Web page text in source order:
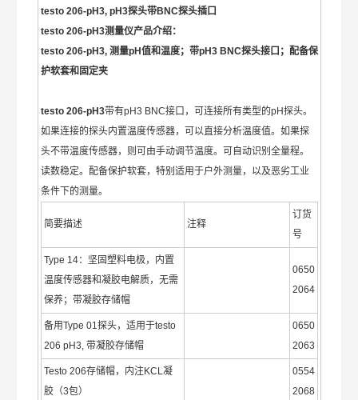
testo 206-pH3, pH3探头带BNC探头插口
testo 206-pH3测量仪产品介绍：
testo 206-pH3, 测量pH值和温度；带pH3 BNC探头接口；配备保
护软套和固定夹
testo 206-pH3带有pH3 BNC接口，可连接所有类型的pH探头。
如果连接的探头内置温度传感器，可以直接分析温度值。如果探
头不带温度传感器，则可由手动调节温度。可自动识别全量程。
读数稳定。配备保护软套，特别适用于户外测量，以及恶劣工业
条件下的测量。
简要描述 注释
订货
号
Type 14：坚固塑料电极，内置
温度传感器和凝胶电解质，无需
保养；带凝胶存储帽
0650
2064
备用Type 01探头，适用于testo
206 pH3, 带凝胶存储帽
0650
2063
Testo 206存储帽，内注KCL凝
胶（3包）
0554
2068